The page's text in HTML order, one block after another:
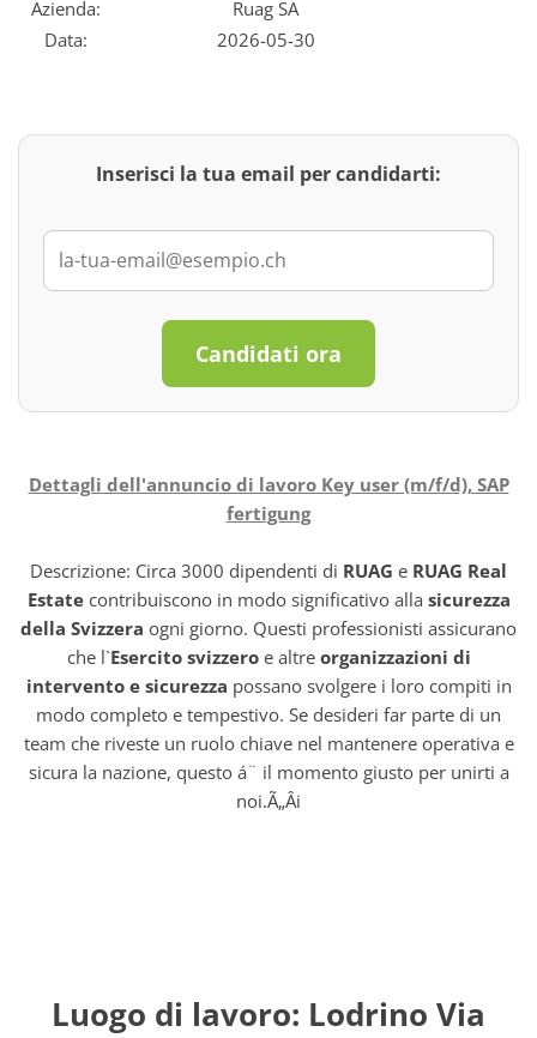
Azienda:
Ruag SA
Data:
2026-05-30
Inserisci la tua email per candidarti:
Candidati ora
Dettagli dell'annuncio di lavoro Key user (m/f/d), SAP
fertigung
Descrizione: Circa 3000 dipendenti di RUAG e RUAG Real
Estatecontribuiscono in modo significativo alla sicurezza
della Svizzera ogni giorno. Questi professionisti assicurano
che l`Esercito svizzeroe altre organizzazioni di
intervento e sicurezza possano svolgere i loro compiti in
modo completo e tempestivo. Se desideri far parte di un
team che riveste un ruolo chiave nel mantenere operativa e
sicura la nazione, questo á¨ il momento giusto per unirti a
noi.Ã„Âi
Luogo di lavoro: Lodrino Via